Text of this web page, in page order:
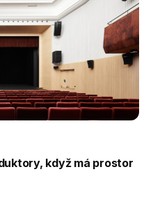
když má prostor